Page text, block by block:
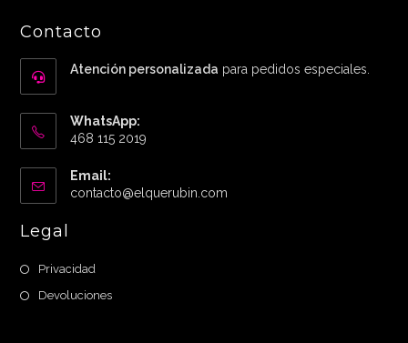
Contacto
Atención personalizada para pedidos especiales.
WhatsApp:
468 115 2019
Email:
contacto@elquerubin.com
Legal
Privacidad
Devoluciones